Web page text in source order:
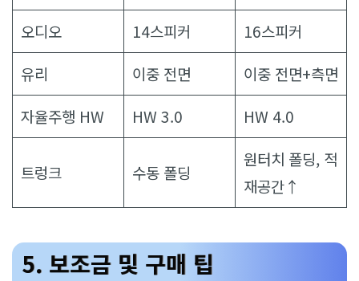
오디오
14스피커
16스피커
유리
이중 전면
이중 전면+측면
자율주행 HW
HW 3.0 HW 4.0
트렁크 수동 폴딩
원터치 폴딩, 적
재공간↑
5. 보조금 및 구매 팁